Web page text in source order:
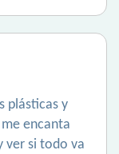
plásticas y
encanta
ver si todo va